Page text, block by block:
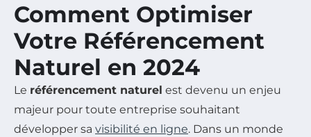
Comment Optimiser
Votre Référencement
Naturel en 2024
Le référencement naturel est devenu un enjeu
majeur pour toute entreprise souhaitant
développer sa visibilité en ligne. Dans un monde